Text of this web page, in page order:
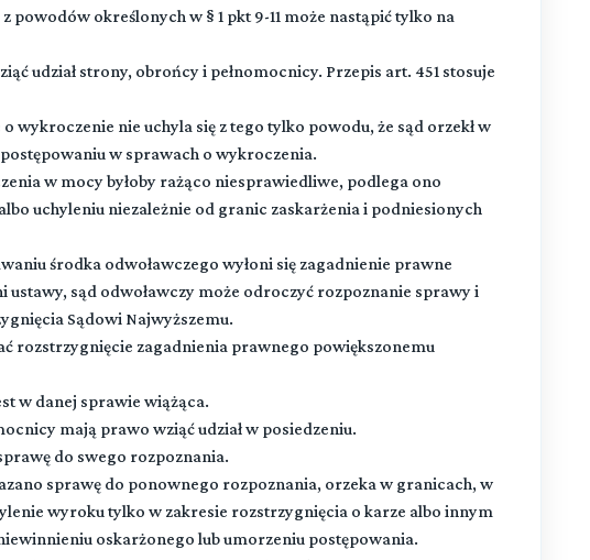
powodów określonych w § 1 pkt 9-11 może nastąpić tylko na
udział strony, obrońcy i pełnomocnicy. Przepis art. 451 stosuje
wykroczenie nie uchyla się z tego tylko powodu, że sąd orzekł w
w sprawach o wykroczenia.
w mocy byłoby rażąco niesprawiedliwe, podlega ono
uchyleniu niezależnie od granic zaskarżenia i podniesionych
środka odwoławczego wyłoni się zagadnienie prawne
ustawy, sąd odwoławczy może odroczyć rozpoznanie sprawy i
Sądowi Najwyższemu.
rozstrzygnięcie zagadnienia prawnego powiększonemu
w danej sprawie wiążąca.
mają prawo wziąć udział w posiedzeniu.
do swego rozpoznania.
sprawę do ponownego rozpoznania, orzeka w granicach, w
wyroku tylko w zakresie rozstrzygnięcia o karze albo innym
oskarżonego lub umorzeniu postępowania.